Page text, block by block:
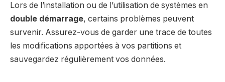
Lors de l’installation ou de l’utilisation de systèmes en
double démarrage, certains problèmes peuvent
survenir. Assurez-vous de garder une trace de toutes
les modifications apportées à vos partitions et
sauvegardez régulièrement vos données.